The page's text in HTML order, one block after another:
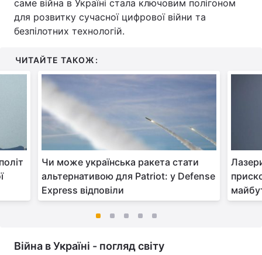
саме війна в Україні стала ключовим полігоном
для розвитку сучасної цифрової війни та
безпілотних технологій.
ЧИТАЙТЕ ТАКОЖ:
Чи може українська ракета стати
альтернативою для Patriot: у Defense
Express відповіли
Війна в Україні - погляд світу